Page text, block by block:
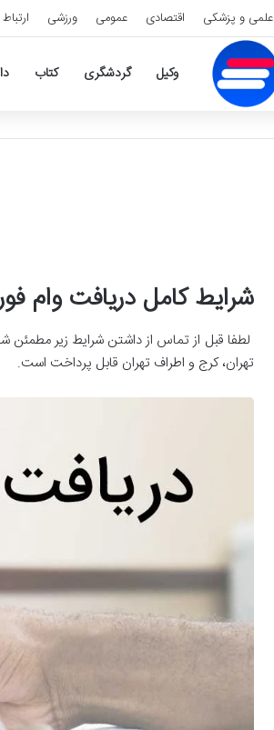
علمی و پزشکی اقتصادی عمومی ورزشی
وکیل گردشگری کتاب
شرایط کامل دریافت وام
لطفا قبل از تماس از داشتن شرایط زیر
تهران، کرج و اطراف تهران قابل پرداخت است.